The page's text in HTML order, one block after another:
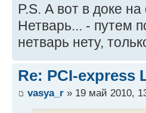
P.S. А вот в доке на
Нетварь... - путем
нетварь нету,
Re: PCI-express
vasya_r » 19 май 2010,